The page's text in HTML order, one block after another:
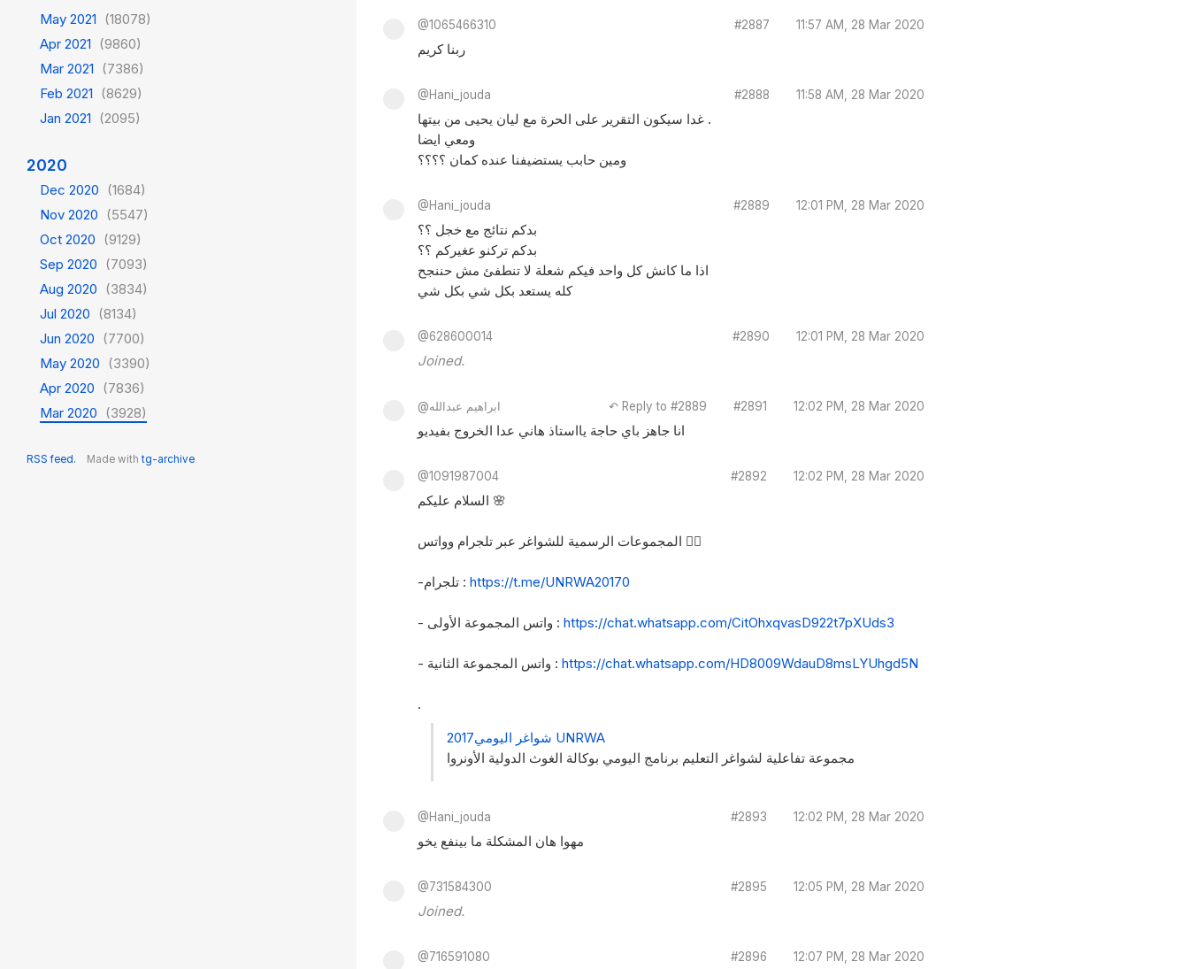
May 2021 (18078)
Apr 2021 (9860)
Mar 2021 (7386)
Feb 2021 (8629)
Jan 2021 (2095)
2020
Dec 2020 (1684)
Nov 2020 (5547)
Oct 2020 (9129)
Sep 2020 (7093)
Aug 2020 (3834)
Jul 2020 (8134)
Jun 2020 (7700)
May 2020 (3390)
Apr 2020 (7836)
Mar 2020 (3928)
RSS feed. Made with tg-archive
@1065466310 #2887 11:57 AM, 28 Mar 2020
ربنا كريم
@Hani_jouda #2888 11:58 AM, 28 Mar 2020
غدا سيكون التقرير على الحرة مع ليان يحيى من بيتها .
ومعي ايضا
ومين حابب يستضيفنا عنده كمان ؟؟؟؟
@Hani_jouda #2889 12:01 PM, 28 Mar 2020
بدكم نتائج مع خجل ؟؟
بدكم تركنو عغيركم ؟؟
اذا ما كانش كل واحد فيكم شعلة لا تنطفئ مش حننجح
كله يستعد بكل شي بكل شي
@628600014 #2890 12:01 PM, 28 Mar 2020
Joined.
@ابراهيم عبدالله ↶ Reply to #2889 #2891 12:02 PM, 28 Mar 2020
انا جاهز باي حاجة يااستاذ هاني عدا الخروج بفيديو
@1091987004 #2892 12:02 PM, 28 Mar 2020
السلام عليكم 🌸
المجموعات الرسمية للشواغر عبر تلجرام وواتس ✋🏻
-تلجرام :https://t.me/UNRWA20170
- واتس المجموعة الأولى :https://chat.whatsapp.com/CitOhxqvasD922t7pXUds3
- واتس المجموعة الثانية :https://chat.whatsapp.com/HD8009WdauD8msLYUhgd5N
.
شواغر اليومي2017 UNRWA
مجموعة تفاعلية لشواغر التعليم برنامج اليومي بوكالة الغوث الدولية الأونروا
@Hani_jouda #2893 12:02 PM, 28 Mar 2020
مهوا هان المشكلة ما بينفع يخو
@731584300 #2895 12:05 PM, 28 Mar 2020
Joined.
@716591080 #2896 12:07 PM, 28 Mar 2020